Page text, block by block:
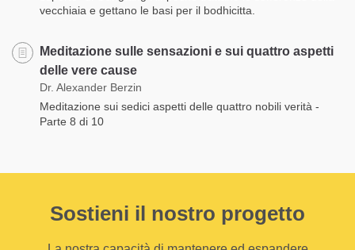
vecchiaia e gettano le basi per il bodhicitta.
Meditazione sulle sensazioni e sui quattro aspetti
delle vere cause
Dr. Alexander Berzin
Meditazione sui sedici aspetti delle quattro nobili verità -
Parte 8 di 10
Sostieni il nostro progetto